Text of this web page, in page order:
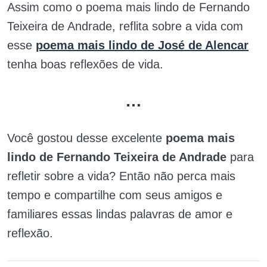
Assim como o poema mais lindo de Fernando
Teixeira de Andrade, reflita sobre a vida com
esse poema mais lindo de José de Alencar
tenha boas reflexões de vida.
…
Você gostou desse excelente poema mais
lindo de Fernando Teixeira de Andrade para
refletir sobre a vida? Então não perca mais
tempo e compartilhe com seus amigos e
familiares essas lindas palavras de amor e
reflexão.